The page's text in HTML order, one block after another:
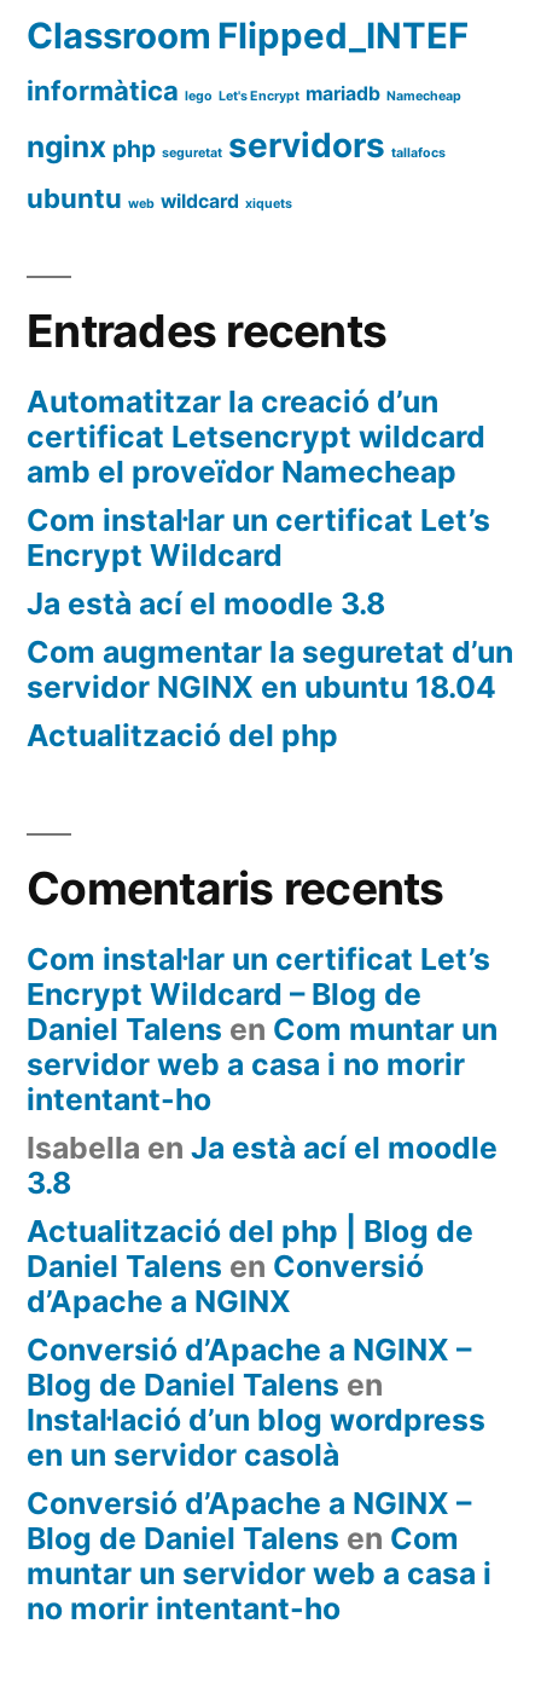
Classroom Flipped_INTEF
informàtica lego Let's Encrypt mariadb Namecheap
nginx php seguretat servidors tallafocs
ubuntu web wildcard xiquets
Entrades recents
Automatitzar la creació d’un
certificat Letsencrypt wildcard
amb el proveïdor Namecheap
Com instal·lar un certificat Let’s
Encrypt Wildcard
Ja està ací el moodle 3.8
Com augmentar la seguretat d’un
servidor NGINX en ubuntu 18.04
Actualització del php
Comentaris recents
Com instal·lar un certificat Let’s
Encrypt Wildcard – Blog de
Daniel Talens en Com muntar un
servidor web a casa i no morir
intentant-ho
Isabella en Ja està ací el moodle
3.8
Actualització del php | Blog de
Daniel Talens en Conversió
d’Apache a NGINX
Conversió d’Apache a NGINX –
Blog de Daniel Talens en
Instal·lació d’un blog wordpress
en un servidor casolà
Conversió d’Apache a NGINX –
Blog de Daniel Talens en Com
muntar un servidor web a casa i
no morir intentant-ho